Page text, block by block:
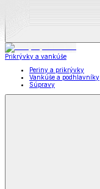
Prikrývky a vankúše
Periny a prikrývky
Vankúše a podhlavníky
Súpravy